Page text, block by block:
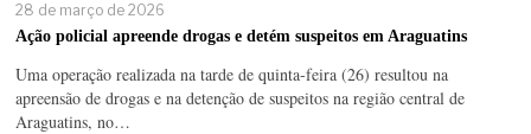
28 de março de 2026
Ação policial apreende drogas e detém suspeitos em Araguatins
Uma operação realizada na tarde de quinta-feira (26) resultou na
apreensão de drogas e na detenção de suspeitos na região central de
Araguatins, no…